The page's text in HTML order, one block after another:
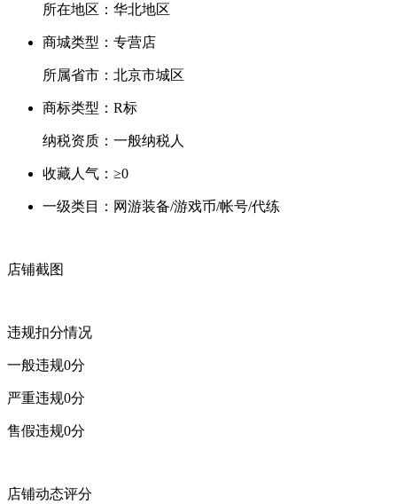
所在地区： 华北地区
商城类型： 专营店
所属省市： 北京市城区
商标类型： R标
纳税资质： 一般纳税人
收藏人气： ≥0
一级类目： 网游装备/游戏币/帐号/代练
店铺截图
违规扣分情况
一般违规0分
严重违规0分
售假违规0分
店铺动态评分